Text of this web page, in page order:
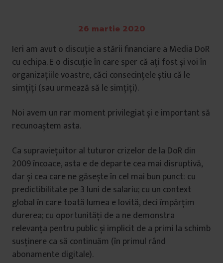
26 martie 2020
Ieri am avut o discuție a stării financiare a Media DoR
cu echipa. E o discuție în care sper că ați fost și voi în
organizațiile voastre, căci consecințele știu că le
simțiți (sau urmează să le simțiți).
Noi avem un rar moment privilegiat și e important să
recunoaștem asta.
Ca supraviețuitor al tuturor crizelor de la DoR din
2009 încoace, asta e de departe cea mai disruptivă,
dar și cea care ne găsește în cel mai bun punct: cu
predictibilitate pe 3 luni de salariu; cu un context
global în care toată lumea e lovită, deci împărțim
durerea; cu oportunități de a ne demonstra
relevanța pentru public și implicit de a primi la schimb
susținere ca să continuăm (în primul rând
abonamente digitale).